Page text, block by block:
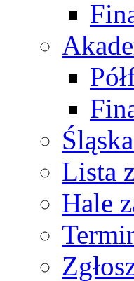
Lista
Hale